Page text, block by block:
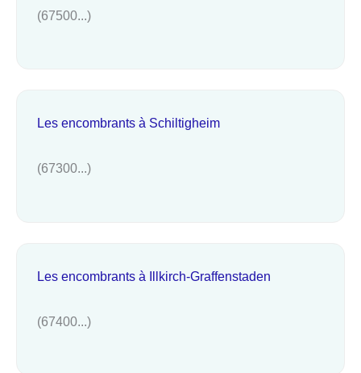
(67500...)
Les encombrants à Schiltigheim
(67300...)
Les encombrants à Illkirch-Graffenstaden
(67400...)